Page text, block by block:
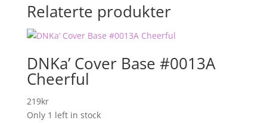
Relaterte produkter
DNKa’ Cover Base #0013A
Cheerful
219kr
Only 1 left in stock